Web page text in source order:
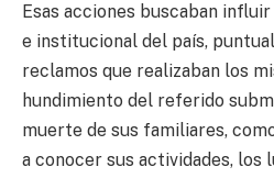
Esas acciones buscaban
e institucional del país,
reclamos que realizaban los
hundimiento del referido
muerte de sus familiares,
a conocer sus actividades, los